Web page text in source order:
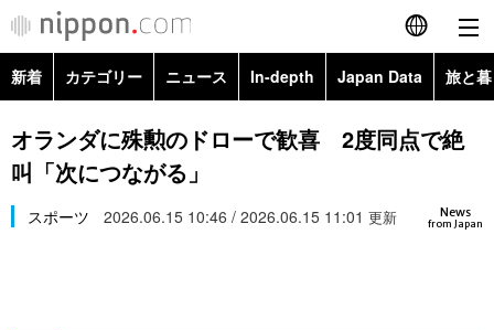
English
简体字
カテゴリー
新着 カテゴリー ニュース In-depth Japan Data 旅と
政治・外交
経済・ビジネス
Topics
オランダに殊勲のドローで歓喜 2度同点で絶
叫「次につながる」
News
from Japan
スポーツ 2026.06.15 10:46 / 2026.06.15 11:01 更新